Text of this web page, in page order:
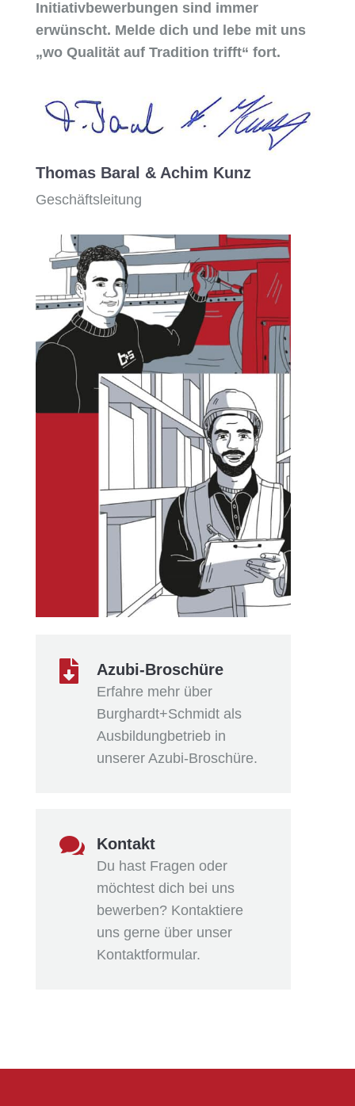
Initiativbewerbungen sind immer
erwünscht. Melde dich und lebe mit uns
„wo Qualität auf Tradition trifft“ fort.
Thomas Baral & Achim Kunz
Geschäftsleitung
 Azubi-Broschüre
Erfahre mehr über
Burghardt+Schmidt als
Ausbildungbetrieb in
unserer Azubi-Broschüre.
 Kontakt
Du hast Fragen oder
möchtest dich bei uns
bewerben? Kontaktiere
uns gerne über unser
Kontaktformular.